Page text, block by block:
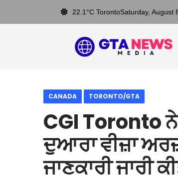
22.1°C TorontoSaturday, August
CANADA TORONTO/GTA
CGI Toronto
ਦੁਆਰਾ ਵੀਜ਼ਾ
ਜਾਣਕਾਰੀ ਜਾਰੀ